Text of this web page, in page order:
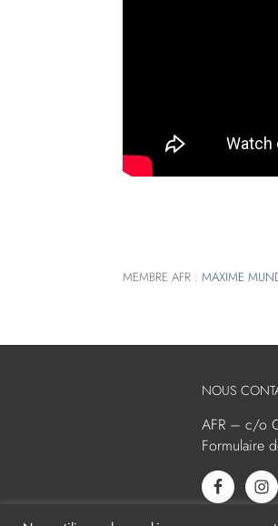
MEMBRE AFR : MAXIME
NOUS
AFR – c/o
Formulaire